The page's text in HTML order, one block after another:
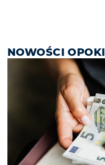
NOWOŚCI OPOKI